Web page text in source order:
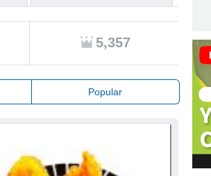
5,357
Popular